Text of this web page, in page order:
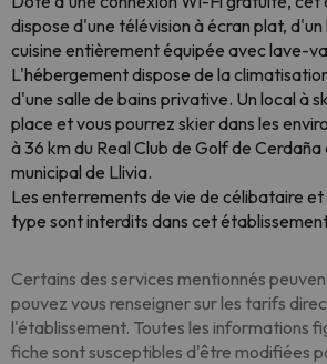
dispose d'une télévision à écran plat,
cuisine entièrement équipée avec lave-
L'hébergement dispose de la
d'une salle de bains privative. Un local à
place et vous pourrez skier dans les
à 36 km du Real Club de Golf de
municipal de Llivia.
Les enterrements de vie de célibataire
type sont interdits dans cet
Certains des services mentionnés
pouvez vous renseigner sur les tarifs
l'établissement. Toutes les informations
fiche sont susceptibles d'être modifiées